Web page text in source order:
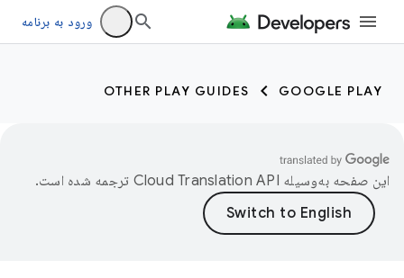
ورود به برنامه
GOOGLE PLAY
OTHER PLAY GUIDES
این صفحه به‌وسیله ترجمه شده است.